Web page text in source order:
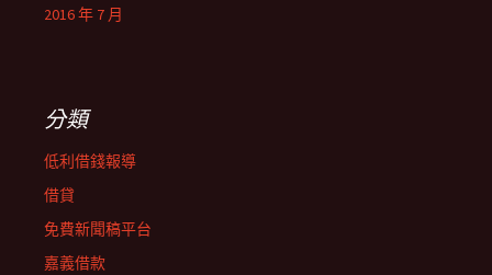
2016 年 7 月
分類
低利借錢報導
借貸
免費新聞稿平台
嘉義借款